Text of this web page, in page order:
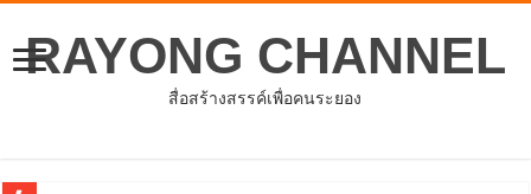
RAYONG CHANNEL
สื่อสร้างสรรค์เพื่อคนระยอง